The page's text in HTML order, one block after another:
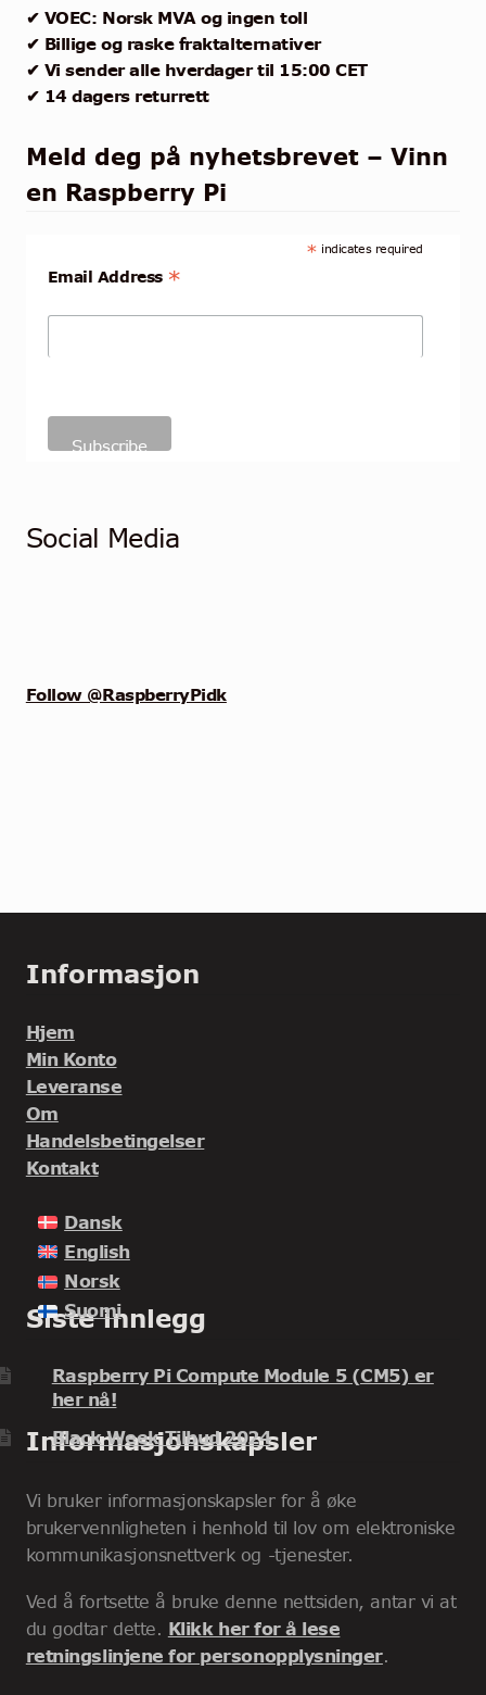
✔ VOEC: Norsk MVA og ingen toll
✔ Billige og raske fraktalternativer
✔ Vi sender alle hverdager til 15:00 CET
✔ 14 dagers returrett
Meld deg på nyhetsbrevet – Vinn
en Raspberry Pi
* indicates required
Email Address *
Social Media
Follow @RaspberryPidk
Informasjon
Hjem
Min Konto
Leveranse
Om
Handelsbetingelser
Kontakt
Dansk
English
Norsk
Suomi
Siste innlegg
Raspberry Pi Compute Module 5 (CM5) er
her nå!
Black Week Tilbud 2024
Informasjonskapsler
Vi bruker informasjonskapsler for å øke
brukervennligheten i henhold til lov om elektroniske
kommunikasjonsnettverk og -tjenester.
Ved å fortsette å bruke denne nettsiden, antar vi at
du godtar dette. Klikk her for å lese
retningslinjene for personopplysninger.